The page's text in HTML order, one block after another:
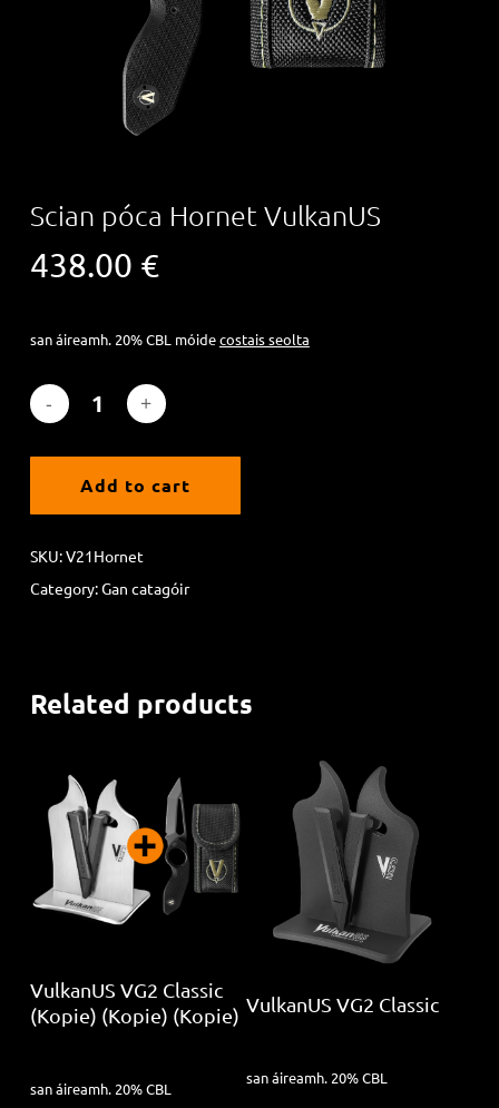
Scian póca Hornet VulkanUS
438.00 €
san áireamh. 20% CBL móidecostais seolta
Add to cart
SKU:V21Hornet
Category:Gan catagóir
Related products
Read more
VulkanUS VG2 Classic
(Kopie) (Kopie) (Kopie)
san áireamh. 20% CBL
Read more
VulkanUS VG2 Classic
san áireamh. 20% CBL